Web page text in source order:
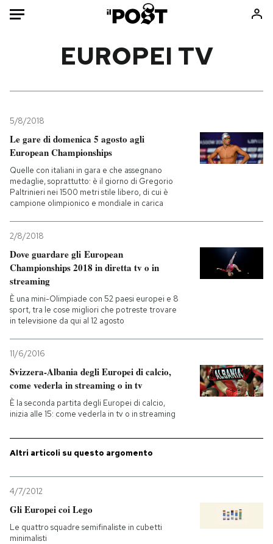
Mondo
Politica
Tecnologia
Internet
Scienza
Cultura
Economia
Consumismi
Ok Boomer!
Media
Europa
Altrecose
PODCAST
NEWSLETTER
I MIEI PREFERITI
SHOP
CALENDARIO
AREA PERSONALE
Entra
EUROPEI TV
5/8/2018
Le gare di domenica 5 agosto agli
European Championships
Quelle con italiani in gara e che assegnano
medaglie, soprattutto: è il giorno di Gregorio
Paltrinieri nei 1500 metri stile libero, di cui è
campione olimpionico e mondiale in carica
2/8/2018
Dove guardare gli European
Championships 2018 in diretta tv o in
streaming
È una mini-Olimpiade con 52 paesi europei e 8
sport, tra le cose migliori che potreste trovare
in televisione da qui al 12 agosto
11/6/2016
Svizzera-Albania degli Europei di calcio,
come vederla in streaming o in tv
È la seconda partita degli Europei di calcio,
inizia alle 15: come vederla in tv o in streaming
Altri articoli su questo argomento
4/7/2012
Gli Europei coi Lego
Le quattro squadre semifinaliste in cubetti
minimalisti